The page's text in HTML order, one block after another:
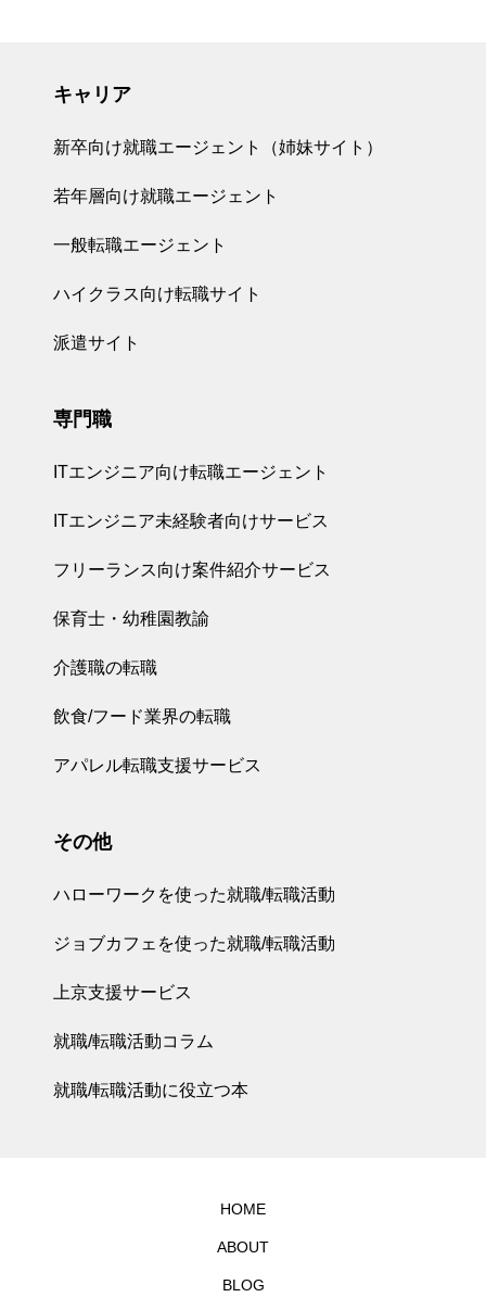
キャリア
新卒向け就職エージェント（姉妹サイト）
若年層向け就職エージェント
一般転職エージェント
ハイクラス向け転職サイト
派遣サイト
専門職
ITエンジニア向け転職エージェント
ITエンジニア未経験者向けサービス
フリーランス向け案件紹介サービス
保育士・幼稚園教諭
介護職の転職
飲食/フード業界の転職
アパレル転職支援サービス
その他
ハローワークを使った就職/転職活動
ジョブカフェを使った就職/転職活動
上京支援サービス
就職/転職活動コラム
就職/転職活動に役立つ本
HOME
ABOUT
BLOG